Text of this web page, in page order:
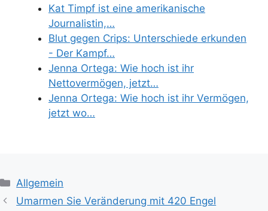
Kat Timpf ist eine amerikanische
Journalistin,…
Blut gegen Crips: Unterschiede erkunden
- Der Kampf…
Jenna Ortega: Wie hoch ist ihr
Nettovermögen, jetzt…
Jenna Ortega: Wie hoch ist ihr Vermögen,
jetzt wo…
Categories
Allgemein
Umarmen Sie Veränderung mit 420 Engel